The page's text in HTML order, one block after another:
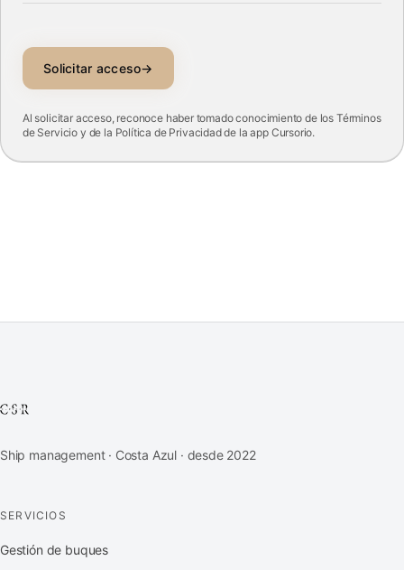
Solicitar acceso→
Al solicitar acceso, reconoce haber tomado conocimiento de los Términos
de Servicio y de la Política de Privacidadde la app Cursorio.
Ship management · Costa Azul · desde 2022
SERVICIOS
Gestión de buques